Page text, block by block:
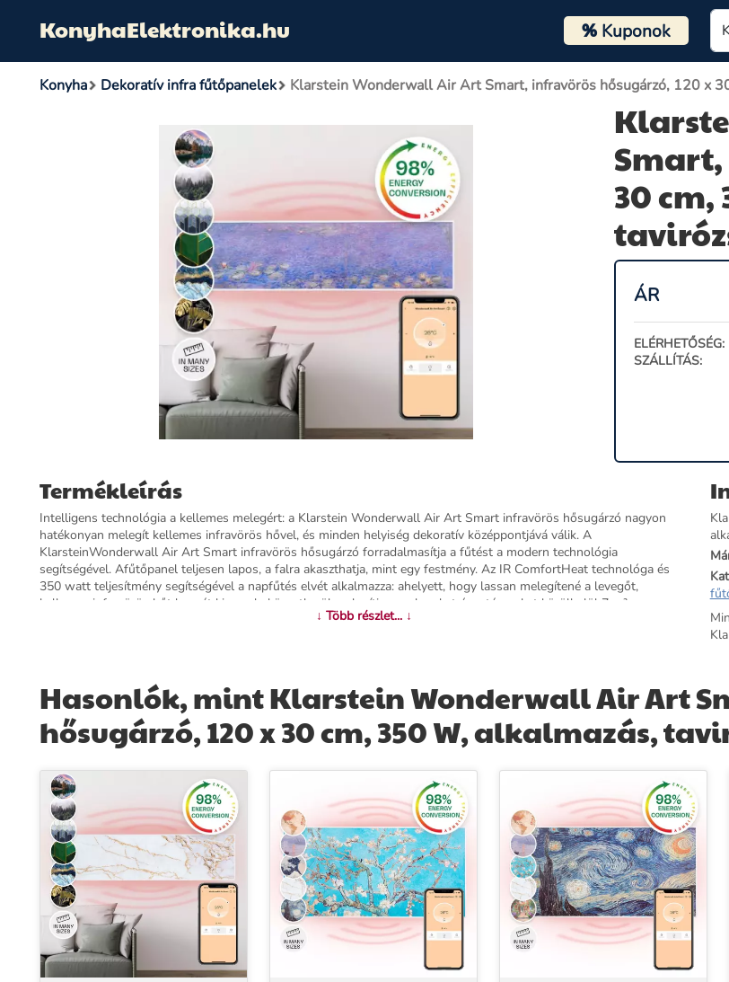
KonyhaElektronika.hu %Kuponok
Konyha Dekoratív infra fűtőpanelek Klarstein Wonderwall Air Art Smart, infravörös hősugárzó, 120 x
Smart,
30 cm,
ÁR
ELÉRHETŐSÉG:
SZÁLLÍTÁS:
Termékleírás
Intelligens technológia a kellemes melegért: a Klarstein Wonderwall Air Art Smart infravörös hősugárzó nagyon
hatékonyan melegít kellemes infravörös hővel, és minden helyiség dekoratív középpontjává válik. A
KlarsteinWonderwall Air Art Smart infravörös hősugárzó forradalmasítja a fűtést a modern technológia
segítségével. Afűtőpanel teljesen lapos, a falra akaszthatja, mint egy festmény. Az IR ComfortHeat technológa és
350 watt teljesítmény segítségével a napfűtés elvét alkalmazza: ahelyett, hogy lassan melegítené a levegőt,
kellemes infravörös hőt bocsát ki, amely közvetlenül melegíti az embereket és a tárgyakat körülbelül 7 m²-es
területen. Az Ön új elektromos hősugárzója egyúttal rendkívül energiatakarékos: az elnyelt energia 98 %-a
További információk>>
↓ Több részlet... ↓
Hasonlók, mint Klarstein Wonderwall Air Art
hősugárzó, 120 x 30 cm, 350 W, alkalmazás,